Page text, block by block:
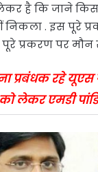
है कि जाने
निकला . इस पूरे
प्रकरण पर मौन
प्रबंधक रहे
को लेकर एमडी